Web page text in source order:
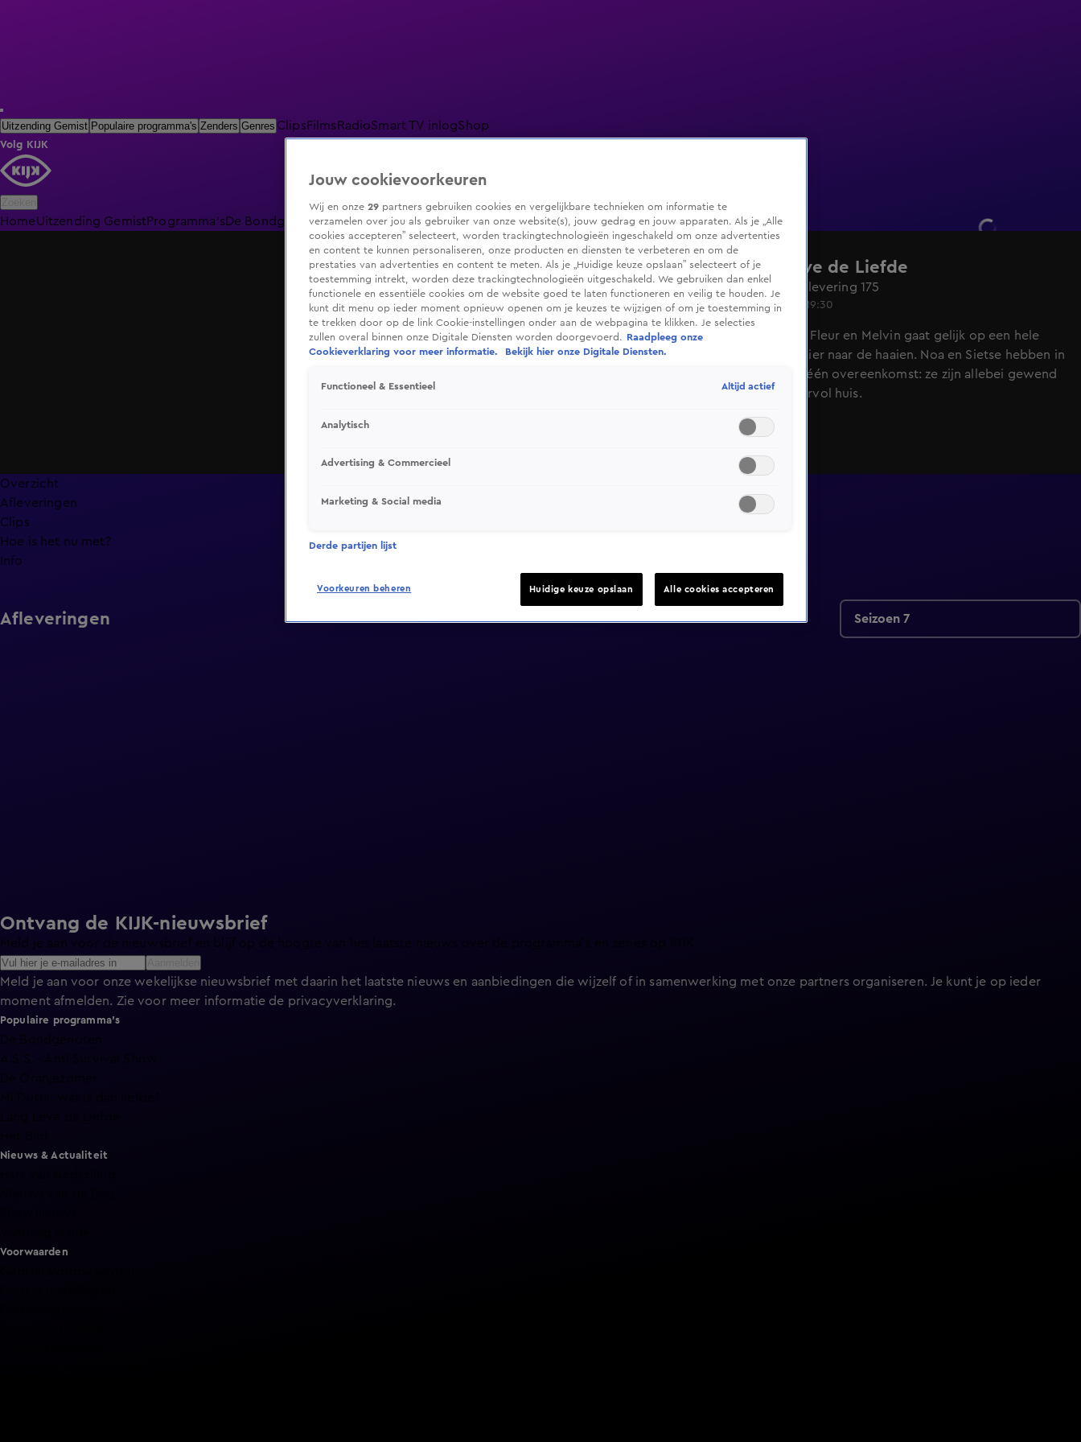
Uitzending Gemist Populaire programma's Zenders Genres ClipsFilmsRadioSmart TV inlogShop
Volg KIJK
HomeUitzending GemistProgramma's De BondgenotenDe OranjezomerLivestreamsShop
Lang Leve de Liefde
Seizoen 7, aflevering 175
16 mei 2025, 19:30
De date van Fleur en Melvin gaat gelijk op een hele
vrolijke manier naar de haaien. Noa en Sietse hebben in
ieder geval één overeenkomst: ze zijn allebei gewend
aan een overvol huis.
Overzicht
Afleveringen
Clips
Hoe is het nu met?
Info
Afleveringen Seizoen 7
Ontvang de KIJK-nieuwsbrief
Meld je aan voor de nieuwsbrief en blijf op de hoogte van het laatste nieuws over de programma’s en series op KIJK.
Meld je aan voor onze wekelijkse nieuwsbrief met daarin het laatste nieuws en aanbiedingen die wijzelf of in samenwerking met onze partners organiseren. Je kunt je op ieder
moment afmelden. Zie voor meer informatie de privacyverklaring.
Populaire programma's
Nieuws & Actualiteit
Voorwaarden
Jouw cookievoorkeuren
Wij en onze 29 partners gebruiken cookies en vergelijkbare technieken om informatie te
verzamelen over jou als gebruiker van onze website(s), jouw gedrag en jouw apparaten. Als je „Alle
cookies accepteren” selecteert, worden trackingtechnologieën ingeschakeld om onze advertenties
en content te kunnen personaliseren, onze producten en diensten te verbeteren en om de
prestaties van advertenties en content te meten. Als je „Huidige keuze opslaan” selecteert of je
toestemming intrekt, worden deze trackingtechnologieën uitgeschakeld. We gebruiken dan enkel
functionele en essentiële cookies om de website goed te laten functioneren en veilig te houden. Je
kunt dit menu op ieder moment opnieuw openen om je keuzes te wijzigen of om je toestemming in
te trekken door op de link Cookie-instellingen onder aan de webpagina te klikken. Je selecties
zullen overal binnen onze Digitale Diensten worden doorgevoerd.
Raadpleeg onze
Cookieverklaring voor meer informatie.
Bekijk hier onze Digitale Diensten.
Functioneel & Essentieel Altijd actief
Analytisch
Advertising & Commercieel
Marketing & Social media
Derde partijen lijst
Voorkeuren beheren Huidige keuze opslaan Alle cookies accepteren